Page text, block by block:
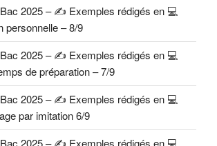
2025 – ✍️ Exemples rédigés en 💻
personnelle – 8/9
2025 – ✍️ Exemples rédigés en 💻
de préparation – 7/9
2025 – ✍️ Exemples rédigés en 💻
par imitation 6/9
2025 – ✍️ Exemples rédigés en 💻